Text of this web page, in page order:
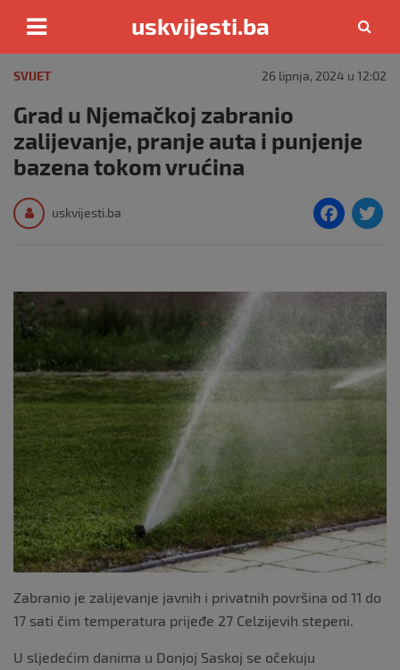
content
uskvijesti.ba
SVIJET 26 lipnja, 2024 u 12:02
Grad u Njemačkoj zabranio
zalijevanje, pranje auta i punjenje
bazena tokom vrućina
uskvijesti.ba
F
e
b
o
o
k
Zabranio je zalijevanje javnih i privatnih površina od 11 do
17 sati čim temperatura prijeđe 27 Celzijevih stepeni.
U sljedećim danima u Donjoj Saskoj se očekuju